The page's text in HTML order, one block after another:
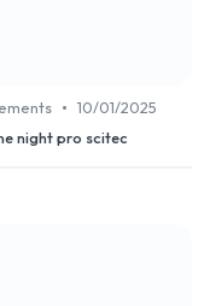
• 10/01/2025
night pro scitec